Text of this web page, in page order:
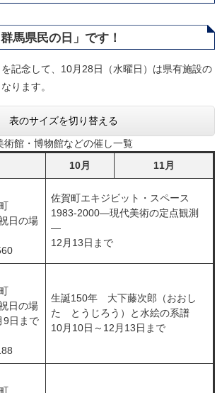
馬県民の日」です！
記念して、10月28日（水曜日）は県有施設の
ります。
表のサイズを切り替える
術館・博物館などの催し一覧
10月 11月
日の場
佐賀町エキジビット・スペース
1983-2000―現代美術の定点観測
―
12月13日まで
日の場
日まで
生誕150年 大下藤次郎（おおし
た とうじろう）と水絵の系譜
10月10日～12月13日まで